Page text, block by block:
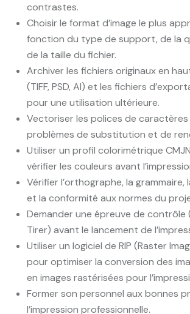
contrastes.
Choisir le format d’image le plus
fonction du type de support, de la
de la taille du fichier.
Archiver les fichiers originaux en
(TIFF, PSD, AI) et les fichiers
pour une utilisation ultérieure.
Vectoriser les polices de
problèmes de substitution et de
Utiliser un profil colorimétrique
vérifier les couleurs avant
Vérifier l’orthographe, la grammaire,
et la conformité aux normes du
Demander une épreuve de contrôle
Tirer) avant le lancement de
Utiliser un logiciel de RIP (Raster
pour optimiser la conversion des
en images rastérisées pour
Former son personnel aux bonnes
l’impression professionnelle.